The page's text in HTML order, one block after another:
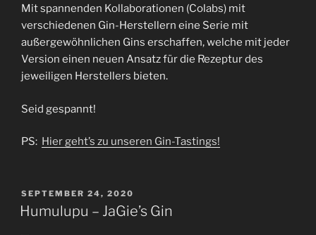
Mit spannenden Kollaborationen (Colabs) mit
verschiedenen Gin-Herstellern eine Serie mit
außergewöhnlichen Gins erschaffen, welche mit jeder
Version einen neuen Ansatz für die Rezeptur des
jeweiligen Herstellers bieten.
Seid gespannt!
PS: Hier geht’s zu unseren Gin-Tastings!
VERÖFFENTLICHT
AM
SEPTEMBER 24, 2020
Humulupu – JaGie’s Gin